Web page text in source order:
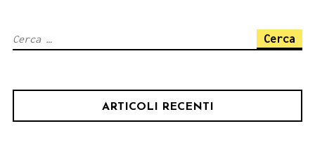
Ricerca
ARTICOLI RECENTI